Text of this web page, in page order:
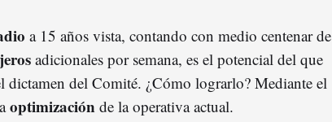
a 15 años vista, contando con medio centenar de
adicionales por semana, es el potencial del que
dictamen del Comité. ¿Cómo lograrlo? Mediante el
optimización de la operativa actual.